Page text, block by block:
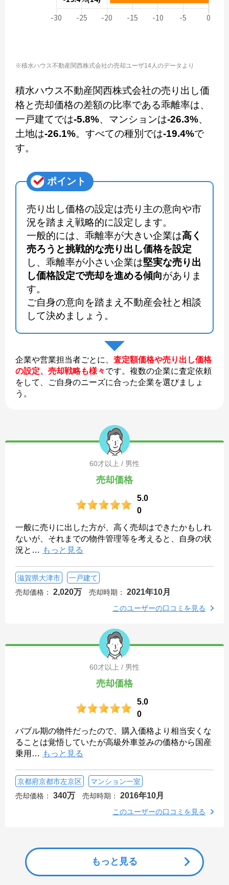
※積水ハウス不動産関西株式会社の売却ユーザ14人のデータより
積水ハウス不動産関西株式会社の売り出し価
格と売却価格の差額の比率である乖離率は、
一戸建てでは-5.8%、マンションは-26.3%、
土地は-26.1%。すべての種別では-19.4%で
す。
ポイント
売り出し価格の設定は売り主の意向や市
況を踏まえ戦略的に設定します。
一般的には、乖離率が大きい企業は高く
売ろうと挑戦的な売り出し価格を設定
し、乖離率が小さい企業は堅実な売り出
し価格設定で売却を進める傾向がありま
す。
ご自身の意向を踏まえ不動産会社と相談
して決めましょう。
企業や営業担当者ごとに、 査定額価格や売り出し価格
の設定、売却戦略も様々です。複数の企業に査定依頼
をして、ご自身のニーズに合った企業を選びましょ
う。
60才以上 / 男性
売却価格
5.0
0
一般に売りに出した方が、高く売却はできたかもしれ
ないが、それまでの物件管理等を考えると、自身の状
況と … もっと見る
滋賀県大津市
一戸建て
売却価格：
2,020万 売却時期： 2021年10月
このユーザーの口コミを見る
60才以上 / 男性
売却価格
5.0
0
バブル期の物件だったので、購入価格より相当安くな
ることは覚悟していたが高級外車並みの価格から国産
乗用 … もっと見る
京都府京都市左京区
マンション一室
売却価格：
340万 売却時期： 2016年10月
このユーザーの口コミを見る
もっと見る